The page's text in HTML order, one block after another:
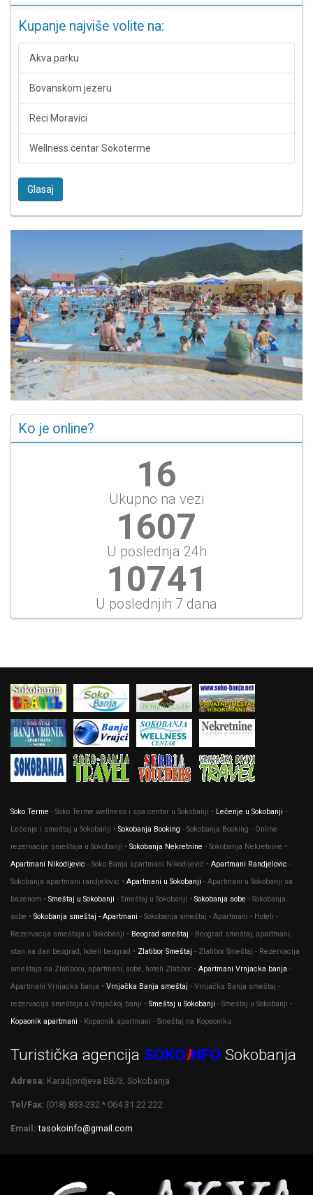
Kupanje najviše volite na:
Akva parku
Bovanskom jezeru
Reci Moravici
Wellness centar Sokoterme
Glasaj
Ko je online?
17
Ukupno na vezi
1722
U poslednja 24h
11508
U poslednjih 7 dana
Soko Terme - Soko Terme wellness i spa centar u Sokobanji • Lečenje u Sokobanji -
Lečenje i smeštaj u Sokobanji • Sokobanja Booking - Sokobanja Booking - Online
rezervacije smeštaja u Sokobanji • Sokobanja Nekretnine - Sokobanja Nekretnine •
Apartmani Nikodijevic - Soko Banja apartmani Nikodijević • Apartmani Randjelovic -
Sokobanja apartmani randjelovic • Apartmani u Sokobanji - Apartmani u Sokobanji sa
bazenom • Smeštaj u Sokobanji - Smeštaj u Sokobanji • Sokobanja sobe - Sokobanja
sobe • Sokobanja smeštaj - Apartmani - Sokobanja smeštaj - Apartmani - Hoteli -
Rezervacija smeštaja u Sokobanji • Beograd smeštaj - Beograd smeštaj, apartmani,
stan na dan beograd, hoteli beograd • Zlatibor Smeštaj - Zlatibor Smeštaj - Rezervacija
smeštaja na Zlatiboru, apartmani, sobe, hoteli Zlatibor • Apartmani Vrnjacka banja -
Apartmani Vrnjacka banja • Vrnjačka Banja smeštaj - Vrnjačka Banja smeštaj -
rezervacija smeštaja u Vrnjačkoj banji • Smeštaj u Sokobanji - Smeštaj u Sokobanji •
Kopaonik apartmani - Kopaonik apartmani - Smeštaj na Kopaoniku
Turistička agencija SOKOINFO Sokobanja
Adresa: Karadjordjeva BB/3, Sokobanja
Tel/Fax: (018) 833-232 * 064 31 22 222
Email: tasokoinfo@gmail.com